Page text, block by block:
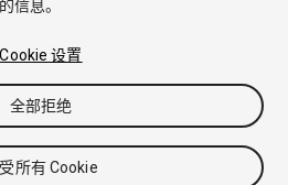
Publication 2021.2
不要出售或分享我的个人信息
的信息。
Cookie 设置
全部拒绝
所有 Cookie